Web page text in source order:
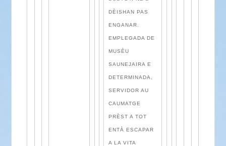
DÈISHAN PAS
ENGANAR.
EMPLEGADA DE
MUSÈU
SAUNEJAIRA E
DETERMINADA,
SERVIDOR AU
CAUMATGE
PRÈST A TOT
ENTÀ ESCAPAR
A LA VITA